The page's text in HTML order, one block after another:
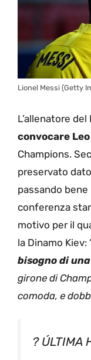
Lionel Messi (Getty
L’allenatore
convocare Leo
Champions.
preservato
passando bene
conferenza
motivo per il
la Dinamo Kiev:
bisogno di
girone di
comoda, e
? ÚLTIMA